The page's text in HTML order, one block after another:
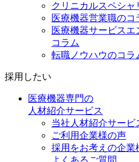
クリニカルスペシャ
医療機器営業職のコ
医療機器サービスエ
コラム
転職ノウハウのコラ
採用したい
医療機器専門の
人材紹介サービス
当社人材紹介サービ
ご利用企業様の声
採用をお考えの企業